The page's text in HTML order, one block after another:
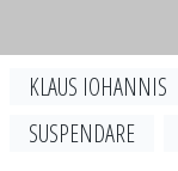
KLAUS IOHANNIS
SUSPENDARE